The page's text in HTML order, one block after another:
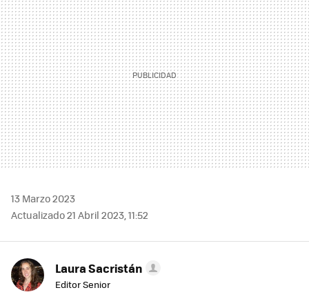
13 Marzo 2023
Actualizado 21 Abril 2023, 11:52
Laura Sacristán
Editor Senior